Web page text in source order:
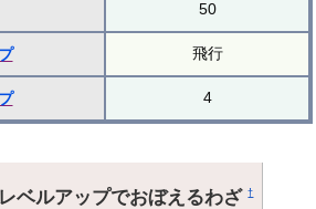
50
飛行
4
ベルアップでおぼえるわざ†